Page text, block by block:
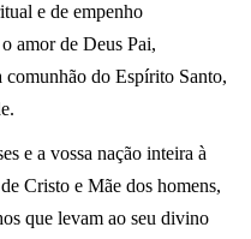
e de empenho
amor de Deus Pai,
comunhão do Espírito Santo,
e a vossa nação inteira à
Cristo e Mãe dos homens,
que levam ao seu divino